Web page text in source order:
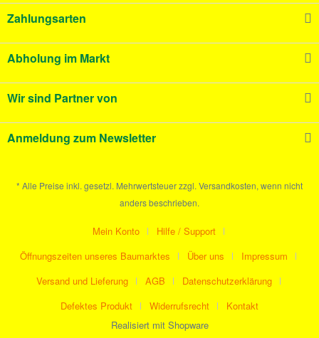
Zahlungsarten
Abholung im Markt
Wir sind Partner von
Anmeldung zum Newsletter
* Alle Preise inkl. gesetzl. Mehrwertsteuer zzgl. Versandkosten, wenn nicht
anders beschrieben.
Mein Konto
Hilfe / Support
Öffnungszeiten unseres Baumarktes
Über uns
Impressum
Versand und Lieferung
AGB
Datenschutzerklärung
Defektes Produkt
Widerrufsrecht
Kontakt
Realisiert mit Shopware